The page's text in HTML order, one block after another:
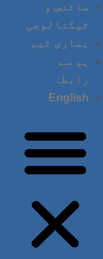
سائنس و
ٹیکنالوجی
ہماری ٹیم
ہم سے
رابطہ
English